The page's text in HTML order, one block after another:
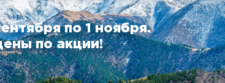
по 1 ноября.
по акции!